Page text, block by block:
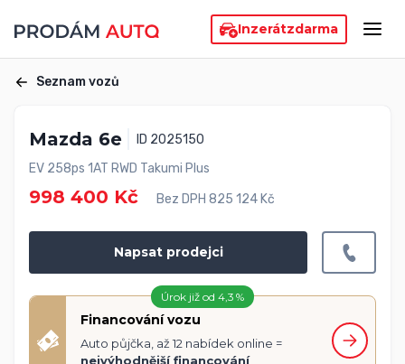
Inzerátzdarma
Seznam vozů
Mazda 6e
ID 2025150
EV 258ps 1AT RWD Takumi Plus
998 400 Kč Bez DPH 825 124 Kč
Napsat prodejci
Úrok již od 4,3 %
Financování vozu
Auto půjčka, až 12 nabídek online =
nejvýhodnější financování